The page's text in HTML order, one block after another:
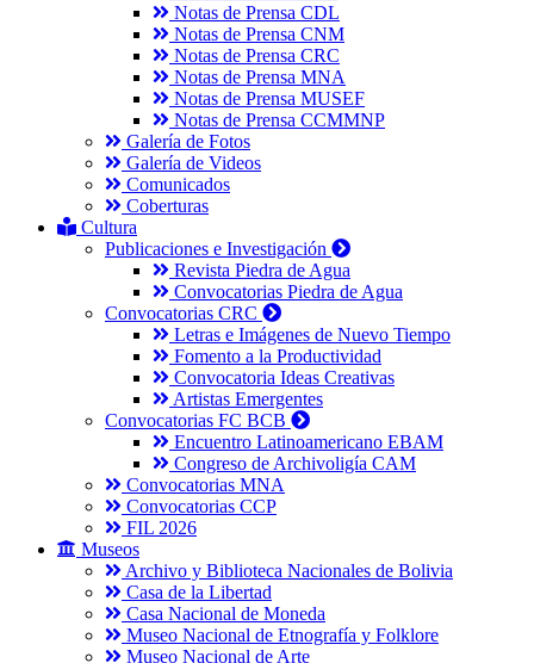
Notas de Prensa CDL
Notas de Prensa CNM
Notas de Prensa CRC
Notas de Prensa MNA
Notas de Prensa MUSEF
Notas de Prensa CCMMNP
Galería de Fotos
Galería de Videos
Comunicados
Coberturas
Cultura
Publicaciones e Investigación
Revista Piedra de Agua
Convocatorias Piedra de Agua
Convocatorias CRC
Letras e Imágenes de Nuevo Tiempo
Fomento a la Productividad
Convocatoria Ideas Creativas
Artistas Emergentes
Convocatorias FC BCB
Encuentro Latinoamericano EBAM
Congreso de Archivoligía CAM
Convocatorias MNA
Convocatorias CCP
FIL 2026
Museos
Archivo y Biblioteca Nacionales de Bolivia
Casa de la Libertad
Casa Nacional de Moneda
Museo Nacional de Etnografía y Folklore
Museo Nacional de Arte